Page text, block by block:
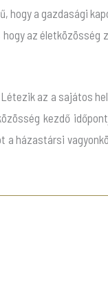
hogy a gazdasági
az életközösség
az a sajátos
kezdő
a házastársi